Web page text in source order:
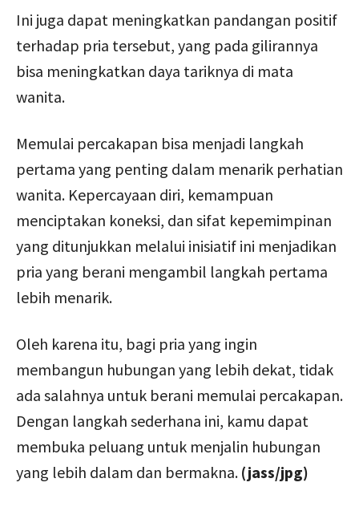
Ini juga dapat meningkatkan pandangan positif
terhadap pria tersebut, yang pada gilirannya
bisa meningkatkan daya tariknya di mata
wanita.
Memulai percakapan bisa menjadi langkah
pertama yang penting dalam menarik perhatian
wanita. Kepercayaan diri, kemampuan
menciptakan koneksi, dan sifat kepemimpinan
yang ditunjukkan melalui inisiatif ini menjadikan
pria yang berani mengambil langkah pertama
lebih menarik.
Oleh karena itu, bagi pria yang ingin
membangun hubungan yang lebih dekat, tidak
ada salahnya untuk berani memulai percakapan.
Dengan langkah sederhana ini, kamu dapat
membuka peluang untuk menjalin hubungan
yang lebih dalam dan bermakna. (jass/jpg)